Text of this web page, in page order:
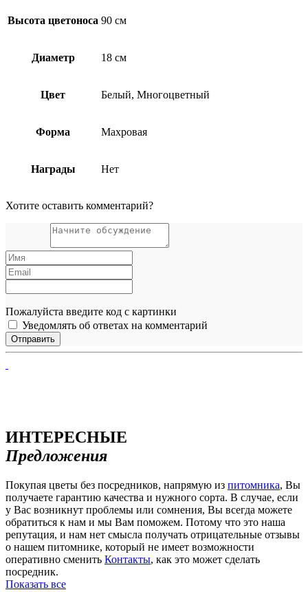
Высота цветоноса 90 см
Диаметр 18 см
Цвет Белый, Многоцветный
Форма Махровая
Награды Нет
Хотите оставить комментарий?
Пожалуйста введите код с картинки
Уведомлять об ответах на комментарий
ИНТЕРЕСНЫЕ
Предложения
Покупая цветы без посредников, напрямую из питомника, Вы
получаете гарантию качества и нужного сорта. В случае, если
у Вас возникнут проблемы или сомнения, Вы всегда можете
обратиться к нам и мы Вам поможем. Потому что это наша
репутация, и нам нет смысла получать отрицательные отзывы
о нашем питомнике, который не имеет возможности
оперативно сменить Контакты, как это может сделать
посредник.
Показать все